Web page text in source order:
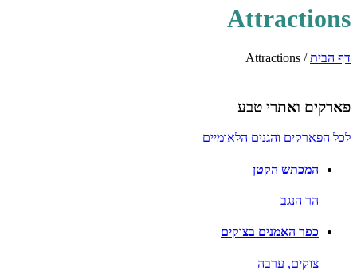
Attractions
דף הבית/
Attractions
פארקים ואתרי טבע
לכל הפארקים והגנים הלאומיים
המכתש הקטן
הר הנגב
כפר האמנים בצוקים
צוקים, ערבה